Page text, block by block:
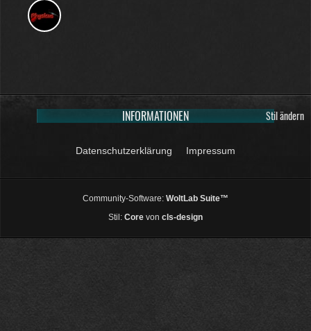
Stil ändern
INFORMATIONEN
Datenschutzerklärung Impressum
Community-Software: WoltLab Suite™
Stil: Core von cls-design